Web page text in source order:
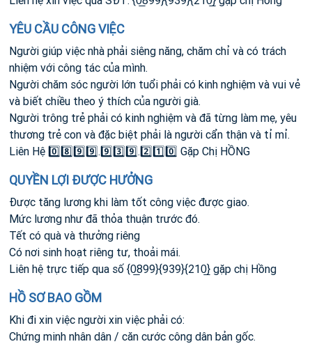
YÊU CẦU CÔNG VIỆC
Người giúp việc nhà phải siêng năng, chăm chỉ và có trách
nhiệm với công tác của mình.
Người chăm sóc người lớn tuổi phải có kinh nghiệm và vui vẻ
và biết chiều theo ý thích của người già.
Người trông trẻ phải có kinh nghiệm và đã từng làm mẹ, yêu
thương trẻ con và đặc biệt phải là người cẩn thận và tỉ mỉ.
Liên Hệ 0️⃣8️⃣9️⃣9️⃣.9️⃣3️⃣9️⃣.2️⃣1️⃣0️⃣ Gặp Chị HỒNG
QUYỀN LỢI ĐƯỢC HƯỞNG
Được tăng lương khi làm tốt công việc được giao.
Mức lương như đã thỏa thuận trước đó.
Tết có quà và thưởng riêng
Có nơi sinh hoạt riêng tư, thoải mái.
Liên hệ trực tiếp qua số {0̲899}{939}{210̲} gặp chị Hồng
HỒ SƠ BAO GỒM
Khi đi xin việc người xin việc phải có:
Chứng minh nhân dân / căn cước công dân bản gốc.